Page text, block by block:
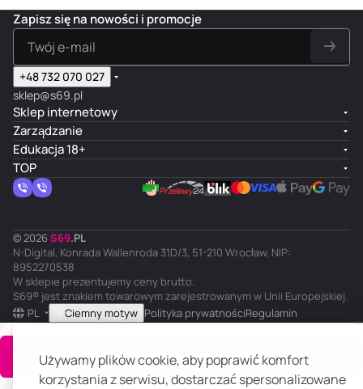
Używamy plików cookie, aby poprawić komfort
korzystania z serwisu, dostarczać spersonalizowane
Do koszyka
Zapisz się na nowości i promocje
+48 732 070 027
sklep@s69.pl
Sklep internetowy
Zarządzanie
Edukacja 18+
TOP
© 2026 S69.PL
N-Digital, Konrada Wallenroda 31D/3, 51-210 Wrocław, NIP:
8952270538
W sklepie prezentujemy ceny brutto.
S69® jest znakiem towarowym zarejestrowanym w Unii Europejskiej.
PL
Ciemny motyw Polityka prywatnościRegulamin